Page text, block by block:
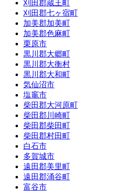
刈田郡蔵王町
刈田郡七ヶ宿町
加美郡加美町
加美郡色麻町
栗原市
黒川郡大郷町
黒川郡大衡村
黒川郡大和町
気仙沼市
塩竈市
柴田郡大河原町
柴田郡川崎町
柴田郡柴田町
柴田郡村田町
白石市
多賀城市
遠田郡美里町
遠田郡涌谷町
富谷市